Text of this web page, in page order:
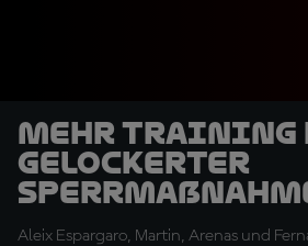
Mehr Training
gelockerter
Katalonien
Aleix Espargaro, Martin, Arenas und